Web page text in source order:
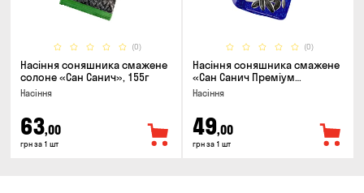
(0)
Насіння соняшника смажене
солоне «Сан Санич», 155г
Насіння
63,00
грн за 1 шт
(0)
Насіння соняшника смажене
«Сан Санич Преміум
смугасте», 95г
Насіння
49,00
грн за 1 шт